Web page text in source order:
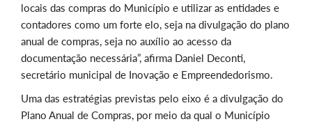
locais das compras do Município e utilizar as entidades e
contadores como um forte elo, seja na divulgação do plano
anual de compras, seja no auxílio ao acesso da
documentação necessária”, afirma Daniel Deconti,
secretário municipal de Inovação e Empreendedorismo.
Uma das estratégias previstas pelo eixo é a divulgação do
Plano Anual de Compras, por meio da qual o Município